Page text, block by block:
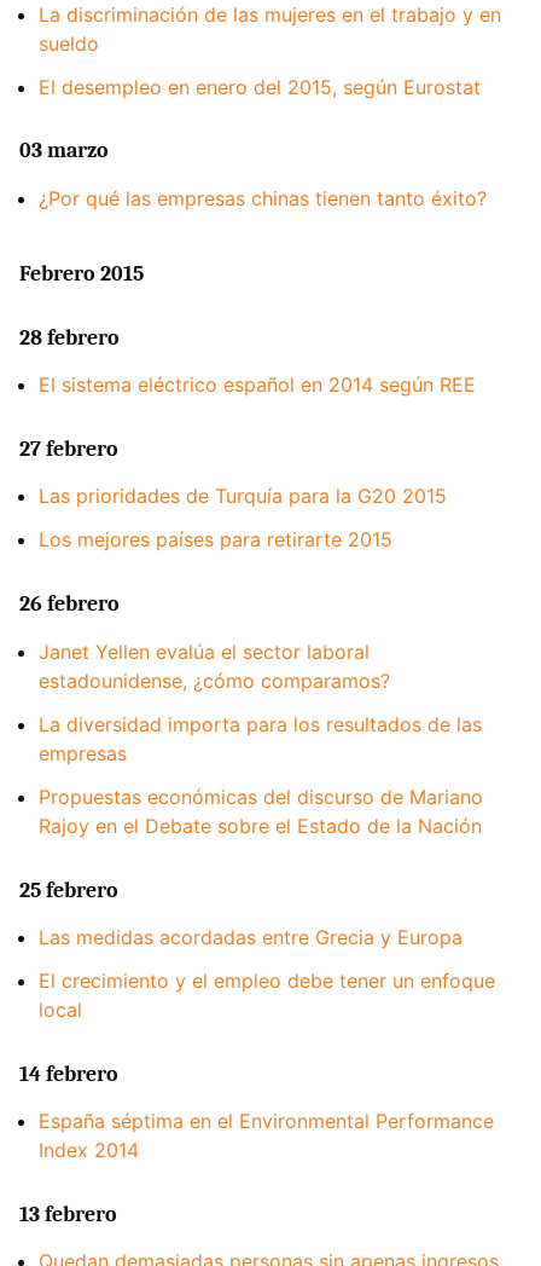
La discriminación de las mujeres en el trabajo y en
sueldo
El desempleo en enero del 2015, según Eurostat
03 marzo
¿Por qué las empresas chinas tienen tanto éxito?
Febrero 2015
28 febrero
El sistema eléctrico español en 2014 según REE
27 febrero
Las prioridades de Turquía para la G20 2015
Los mejores países para retirarte 2015
26 febrero
Janet Yellen evalúa el sector laboral
estadounidense, ¿cómo comparamos?
La diversidad importa para los resultados de las
empresas
Propuestas económicas del discurso de Mariano
Rajoy en el Debate sobre el Estado de la Nación
25 febrero
Las medidas acordadas entre Grecia y Europa
El crecimiento y el empleo debe tener un enfoque
local
14 febrero
España séptima en el Environmental Performance
Index 2014
13 febrero